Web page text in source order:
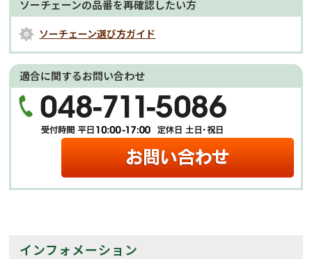
ソーチェーンの品番を再確認したい方
ソーチェーン選び方ガイド
適合に関するお問い合わせ
インフォメーション